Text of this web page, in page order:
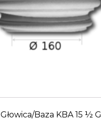
Głowica/Baza KBA 15 ½ G